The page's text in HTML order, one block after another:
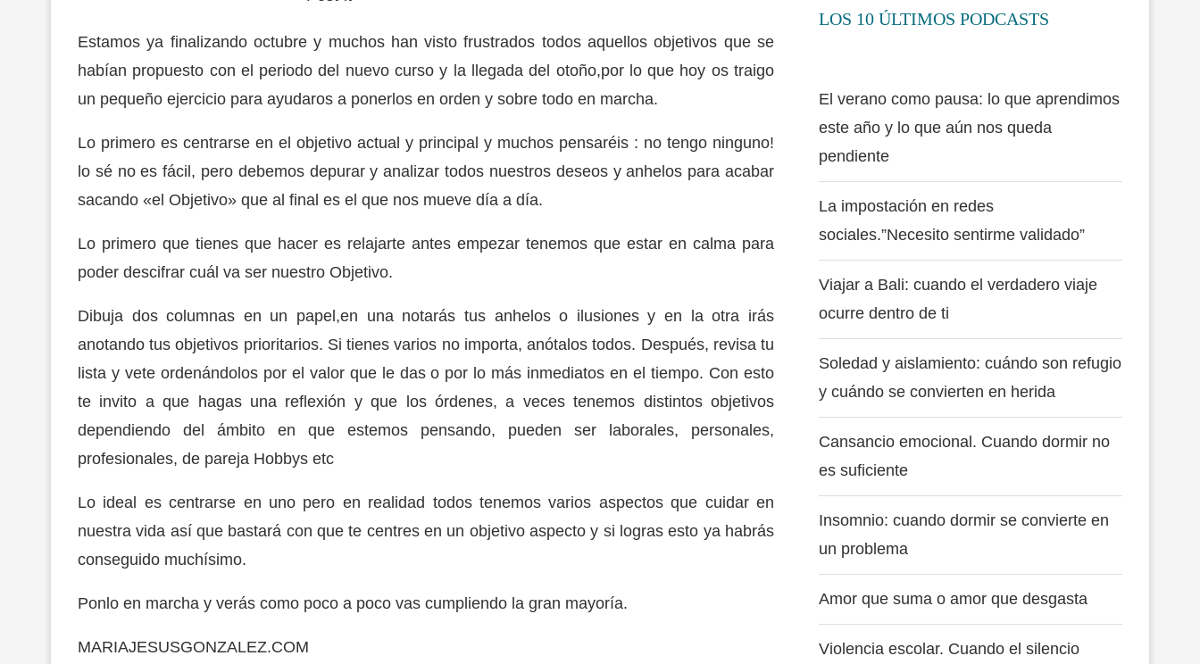
Estamos ya finalizando octubre y muchos han visto frustrados todos aquellos objetivos que se
habían propuesto con el periodo del nuevo curso y la llegada del otoño,por lo que hoy os traigo
un pequeño ejercicio para ayudaros a ponerlos en orden y sobre todo en marcha.
Lo primero es centrarse en el objetivo actual y principal y muchos pensaréis : no tengo ninguno!
lo sé no es fácil, pero debemos depurar y analizar todos nuestros deseos y anhelos para acabar
sacando «el Objetivo» que al final es el que nos mueve día a día.
Lo primero que tienes que hacer es relajarte antes empezar tenemos que estar en calma para
poder descifrar cuál va ser nuestro Objetivo.
Dibuja dos columnas en un papel,en una notarás tus anhelos o ilusiones y en la otra irás
anotando tus objetivos prioritarios. Si tienes varios no importa, anótalos todos. Después, revisa tu
lista y vete ordenándolos por el valor que le das o por lo más inmediatos en el tiempo. Con esto
te invito a que hagas una reflexión y que los órdenes, a veces tenemos distintos objetivos
dependiendo del ámbito en que estemos pensando, pueden ser laborales, personales,
profesionales, de pareja Hobbys etc
Lo ideal es centrarse en uno pero en realidad todos tenemos varios aspectos que cuidar en
nuestra vida así que bastará con que te centres en un objetivo aspecto y si logras esto ya habrás
conseguido muchísimo.
Ponlo en marcha y verás como poco a poco vas cumpliendo la gran mayoría.
MARIAJESUSGONZALEZ.COM
LOS 10 ÚLTIMOS PODCASTS
El verano como pausa: lo que aprendimos
este año y lo que aún nos queda
pendiente
La impostación en redes
sociales.”Necesito sentirme validado”
Viajar a Bali: cuando el verdadero viaje
ocurre dentro de ti
Soledad y aislamiento: cuándo son refugio
y cuándo se convierten en herida
Cansancio emocional. Cuando dormir no
es suficiente
Insomnio: cuando dormir se convierte en
un problema
Amor que suma o amor que desgasta
Violencia escolar. Cuando el silencio